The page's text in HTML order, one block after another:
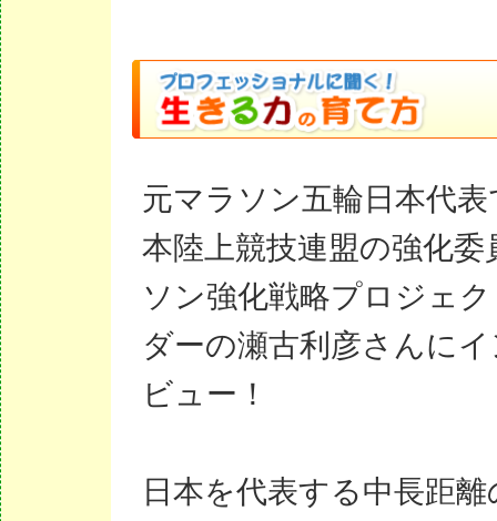
元マラソン五輪日本代表
本陸上競技連盟の強化委
ソン強化戦略プロジェ
ダーの瀬古利彦さんに
ビュー！
日本を代表する中長距